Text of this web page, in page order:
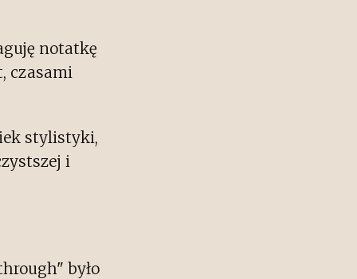
notatkę
czasami
stylistyki,
i
było